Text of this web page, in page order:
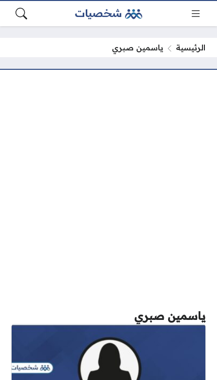
الرئيسية ياسمين صبري
ياسمين صبري